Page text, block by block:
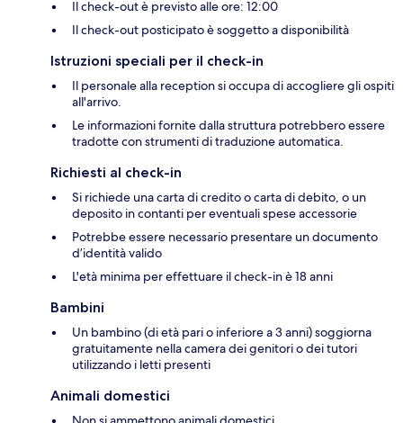
Il check-out è previsto alle ore: 12:00
Il check-out posticipato è soggetto a disponibilità
Istruzioni speciali per il check-in
Il personale alla reception si occupa di accogliere gli ospiti
all'arrivo.
Le informazioni fornite dalla struttura potrebbero essere
tradotte con strumenti di traduzione automatica.
Richiesti al check-in
Si richiede una carta di credito o carta di debito, o un
deposito in contanti per eventuali spese accessorie
Potrebbe essere necessario presentare un documento
d’identità valido
L'età minima per effettuare il check-in è 18 anni
Bambini
Un bambino (di età pari o inferiore a 3 anni) soggiorna
gratuitamente nella camera dei genitori o dei tutori
utilizzando i letti presenti
Animali domestici